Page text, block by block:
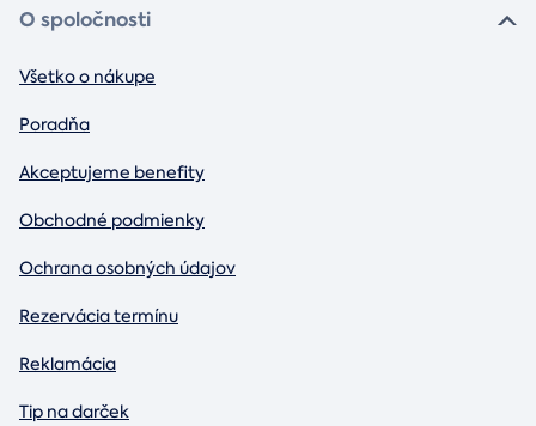
O spoločnosti
Všetko o nákupe
Poradňa
Akceptujeme benefity
Obchodné podmienky
Ochrana osobných údajov
Rezervácia termínu
Reklamácia
Tip na darček